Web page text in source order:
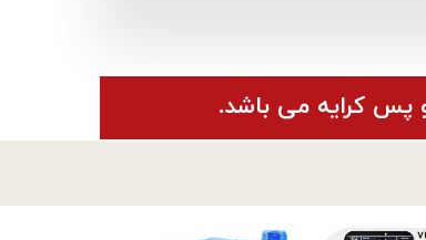
پس کرایه می باشد.